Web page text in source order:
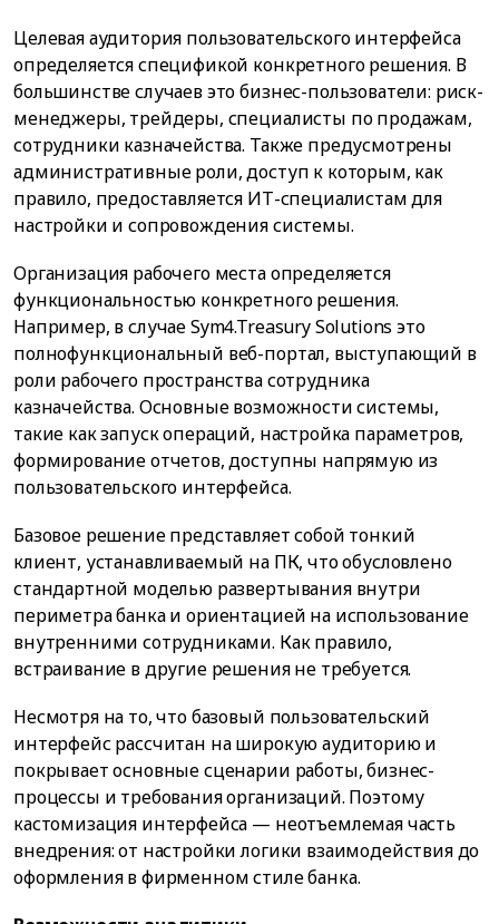
Целевая аудитория пользовательского интерфейса
определяется спецификой конкретного решения. В
большинстве случаев это бизнес-пользователи: риск-
менеджеры, трейдеры, специалисты по продажам,
сотрудники казначейства. Также предусмотрены
административные роли, доступ к которым, как
правило, предоставляется ИТ-специалистам для
настройки и сопровождения системы.
Организация рабочего места определяется
функциональностью конкретного решения.
Например, в случае Sym4.Treasury Solutions это
полнофункциональный веб-портал, выступающий в
роли рабочего пространства сотрудника
казначейства. Основные возможности системы,
такие как запуск операций, настройка параметров,
формирование отчетов, доступны напрямую из
пользовательского интерфейса.
Базовое решение представляет собой тонкий
клиент, устанавливаемый на ПК, что обусловлено
стандартной моделью развертывания внутри
периметра банка и ориентацией на использование
внутренними сотрудниками. Как правило,
встраивание в другие решения не требуется.
Несмотря на то, что базовый пользовательский
интерфейс рассчитан на широкую аудиторию и
покрывает основные сценарии работы, бизнес-
процессы и требования организаций. Поэтому
кастомизация интерфейса — неотъемлемая часть
внедрения: от настройки логики взаимодействия до
оформления в фирменном стиле банка.